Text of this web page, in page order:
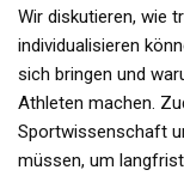
Wir diskutieren, wie
individualisieren
sich bringen und
Athleten machen.
Sportwissenschaft
müssen, um